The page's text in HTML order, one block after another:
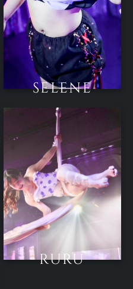
SELENE
RURU